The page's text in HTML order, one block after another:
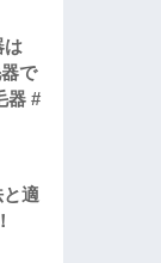
は
で
器 #
適